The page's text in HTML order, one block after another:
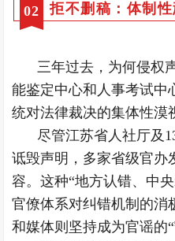
02 拒不删稿：体制
三年过去，为何侵权
能鉴定中心和人事考试中
统对法律裁决的集体性漠
尽管江苏省人社厅及
诋毁声明，多家省级官办
容。这种“地方认错、中
官僚体系对纠错机制的消
和媒体则坚持成为官谣的